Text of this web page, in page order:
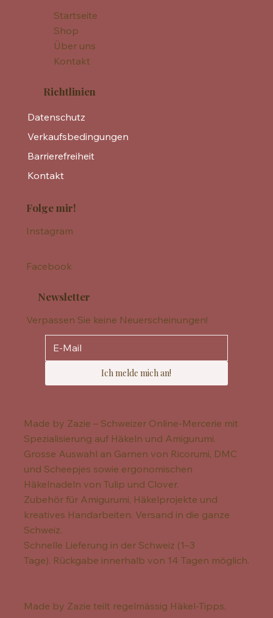
Startseite
Shop
Über uns
Kontakt
Richtlinien
Datenschutz
Verkaufsbedingungen
Barrierefreiheit
Kontakt
Folge mir!
Instagram
Facebook
Newsletter
Verpassen Sie keine Neuerscheinungen!
Ich melde mich an!
Made by Zazie – Schweizer Online-Mercerie mit
Spezialisierung auf Häkeln und Amigurumi.
Grosse Auswahl an Garnen von Ricorumi, DMC
und Scheepjes sowie ergonomischen
Häkelnadeln von Tulip und Clover.
Zubehör für Amigurumi, Häkelprojekte und
kreatives Handarbeiten. Versand in die ganze
Schweiz.
Schnelle Lieferung in der Schweiz (1–3
Tage). Rückgabe innerhalb von 14 Tagen möglich.
Made by Zazie teilt regelmässig Häkel-Tipps,